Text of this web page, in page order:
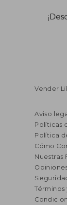
Vender
Aviso
Políticas
Política
Cómo
Nuestras
Términos